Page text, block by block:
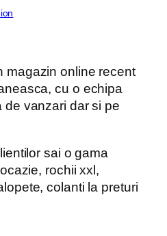
magazin online recent
cu o echipa
vanzari dar si pe
sai o gama
rochii xxl,
colanti la preturi